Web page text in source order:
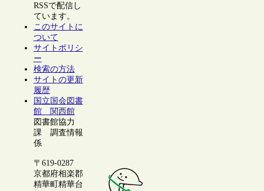
RSSで配信し
ています。
このサイトに
ついて
サイトポリシ
ー
検索の方法
サイトの更新
履歴
国立国会図書
館 関西館
図書館協力
課 調査情報
係
〒619-0287
京都府相楽郡
精華町精華台